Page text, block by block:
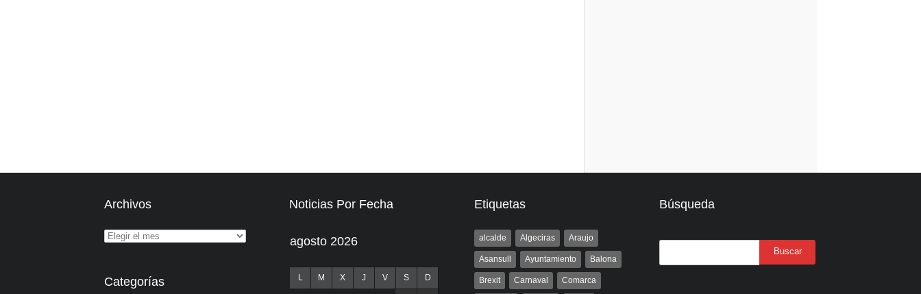
Archivos
Categorías
Noticias Por Fecha
agosto 2026
L M X J V S D
Etiquetas
alcalde Algeciras Araujo
Asansull Ayuntamiento Balona
Brexit Carnaval Comarca
Búsqueda